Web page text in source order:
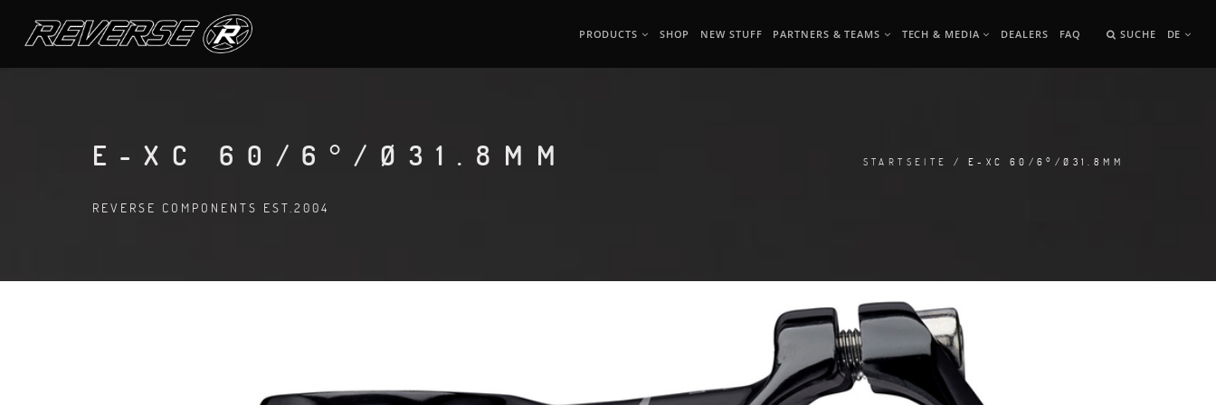
PRODUCTS SHOP NEW STUFF PARTNERS & TEAMS TECH & MEDIA DEALERS FAQ SUCHE DE
E-XC 60/6°/Ø31.8MM
REVERSE COMPONENTS EST.2004
STARTSEITE / E-XC 60/6°/Ø31.8MM